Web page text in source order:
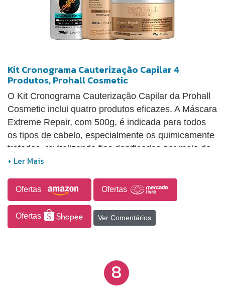
Kit Cronograma Cauterização Capilar 4
Produtos, Prohall Cosmetic
O Kit Cronograma Cauterização Capilar da Prohall
Cosmetic inclui quatro produtos eficazes. A Máscara
Extreme Repair, com 500g, é indicada para todos
os tipos de cabelo, especialmente os quimicamente
tratados, revitalizando fios danificados por meio de
colágeno hidrolisado e óleo de macadâmia,
elasticidade, e durando cerca de seis meses para
cabelos médios a longos. Sua aplicação deve ser
feita nos fios úmidos, deixada por 15 minutos e
finalizada com condicionador ou leave-in da mesma
profunda e pode ser utilizada diariamente ou
semanalmente, resultando em até 60 aplicações;
Ofertas Ofertas
Ofertas Ver Comentários
8